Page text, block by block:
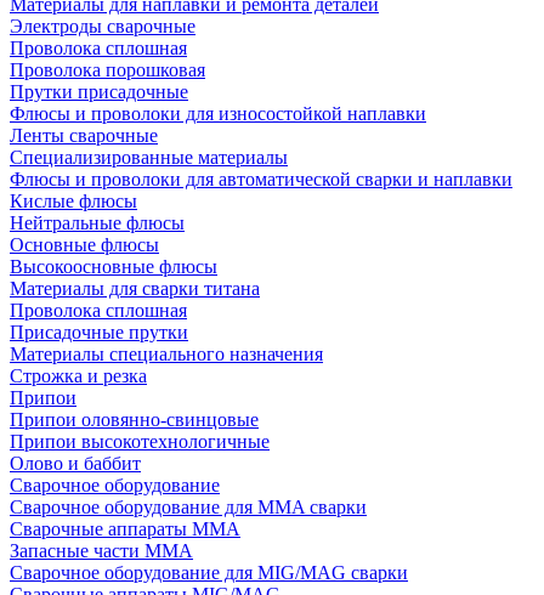
Материалы для наплавки и ремонта деталей
Электроды сварочные
Проволока сплошная
Проволока порошковая
Прутки присадочные
Флюсы и проволоки для износостойкой наплавки
Ленты сварочные
Специализированные материалы
Флюсы и проволоки для автоматической сварки и наплавки
Кислые флюсы
Нейтральные флюсы
Основные флюсы
Высокоосновные флюсы
Материалы для сварки титана
Проволока сплошная
Присадочные прутки
Материалы специального назначения
Строжка и резка
Припои
Припои оловянно-свинцовые
Припои высокотехнологичные
Олово и баббит
Сварочное оборудование
Сварочное оборудование для MMA сварки
Сварочные аппараты MMA
Запасные части MMA
Сварочное оборудование для MIG/MAG сварки